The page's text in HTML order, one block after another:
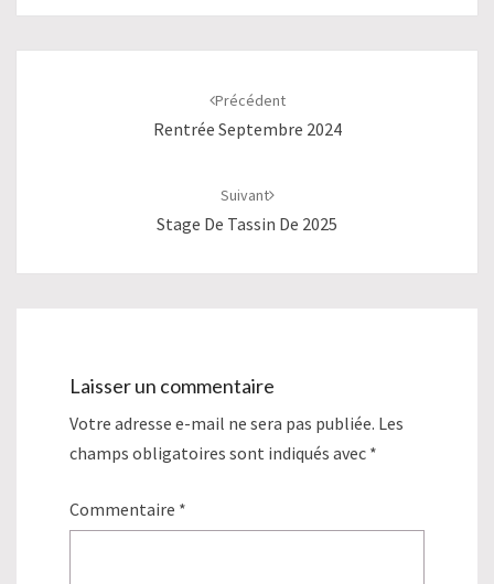
Précédent
Rentrée Septembre 2024
Suivant
Stage De Tassin De 2025
Laisser un commentaire
Votre adresse e-mail ne sera pas publiée. Les
champs obligatoires sont indiqués avec *
Commentaire *